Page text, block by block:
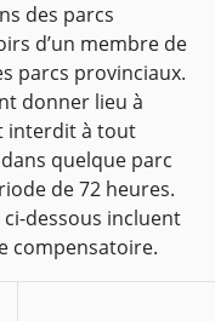
des parcs
d’un membre de
parcs provinciaux.
donner lieu à
interdit à tout
quelque parc
de 72 heures.
dessous incluent
compensatoire.